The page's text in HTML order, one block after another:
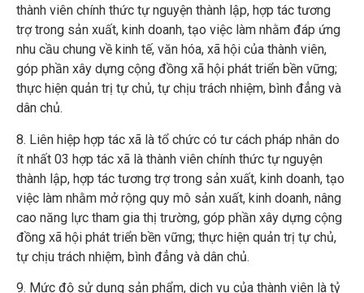
thành viên chính thức tự nguyện thành lập, hợp tác tương
trợ trong sản xuất, kinh doanh, tạo việc làm nhằm đáp ứng
nhu cầu chung về kinh tế, văn hóa, xã hội của thành viên,
góp phần xây dựng cộng đồng xã hội phát triển bền vững;
thực hiện quản trị tự chủ, tự chịu trách nhiệm, bình đẳng và
dân chủ.
8. Liên hiệp hợp tác xã là tổ chức có tư cách pháp nhân do
ít nhất 03 hợp tác xã là thành viên chính thức tự nguyện
thành lập, hợp tác tương trợ trong sản xuất, kinh doanh, tạo
việc làm nhằm mở rộng quy mô sản xuất, kinh doanh, nâng
cao năng lực tham gia thị trường, góp phần xây dựng cộng
đồng xã hội phát triển bền vững; thực hiện quản trị tự chủ,
tự chịu trách nhiệm, bình đẳng và dân chủ.
9. Mức độ sử dụng sản phẩm, dịch vụ của thành viên là tỷ